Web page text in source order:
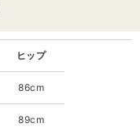
ヒップ
86cm
89cm